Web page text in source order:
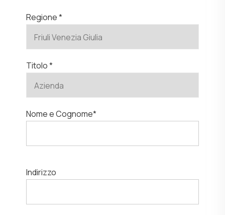
Regione *
Titolo *
Nome e Cognome*
Indirizzo